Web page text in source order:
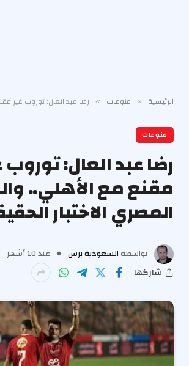
الرئيسية » منوعات » رضا عبد العال: توروب غير مقنع مع الأهلي..
منوعات
رضا عبد العال: توروب
مقنع مع الأهلي..
المصري الاختبار
بواسطة السعودية برس منذ 10 أشهر
شاركها